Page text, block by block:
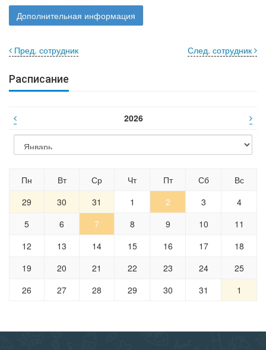
Дополнительная информация
След. сотрудник
Пред. сотрудник
Расписание
2026
Пн Вт Ср Чт Пт Сб
Вс
29
30 31 1 2 3
4
5
6 7 8 9 10
11
12
13 14 15 16 17
18
19
20 21 22 23 24
25
26
27 28 29 30 31 1